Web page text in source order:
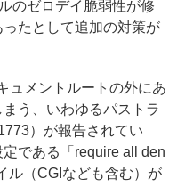
のゼロデイ脆弱性が修
たとして追加の対策が
ュメントルートの外にあ
う、いわゆるパストラ
）が報告されてい
である「require all den
ル（CGIなども含む）が